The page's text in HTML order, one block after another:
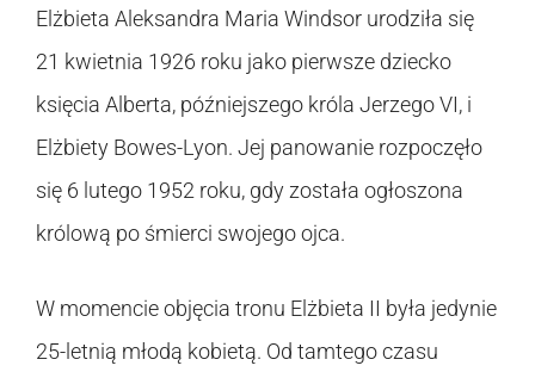
Elżbieta Aleksandra Maria Windsor urodziła się
21 kwietnia 1926 roku jako pierwsze dziecko
księcia Alberta, późniejszego króla Jerzego VI, i
Elżbiety Bowes-Lyon. Jej panowanie rozpoczęło
się 6 lutego 1952 roku, gdy została ogłoszona
królową po śmierci swojego ojca.
W momencie objęcia tronu Elżbieta II była jedynie
25-letnią młodą kobietą. Od tamtego czasu